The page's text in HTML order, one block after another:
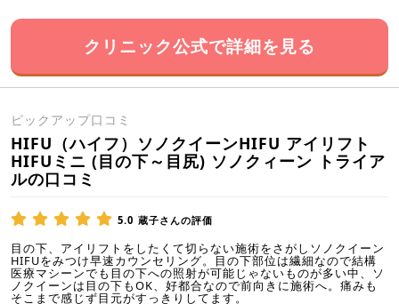
クリニック公式で詳細を見る
ピックアップ口コミ
HIFU（ハイフ）ソノクイーンHIFU アイリフト
HIFUミニ (目の下～目尻) ソノクィーン トライア
ルの口コミ
5.0 蔵子さんの評価
目の下、アイリフトをしたくて切らない施術をさがしソノクイーン
HIFUをみつけ早速カウンセリング。目の下部位は繊細なので結構
医療マシーンでも目の下への照射が可能じゃないものが多い中、ソ
ノクイーンは目の下もOK、好都合なので前向きに施術へ。痛みも
そこまで感じず目元がすっきりしてます。